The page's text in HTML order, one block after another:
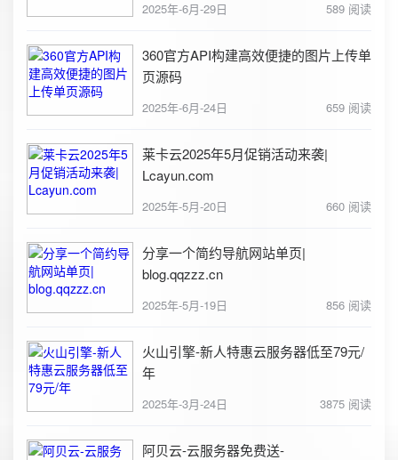
2025年-6月-29日 589 阅读
360官方API构建高效便捷的图片上传单
页源码
2025年-6月-24日 659 阅读
莱卡云2025年5月促销活动来袭|
Lcayun.com
2025年-5月-20日 660 阅读
分享一个简约导航网站单页|
blog.qqzzz.cn
2025年-5月-19日 856 阅读
火山引擎-新人特惠云服务器低至79元/
年
2025年-3月-24日 3875 阅读
阿贝云-云服务器免费送-